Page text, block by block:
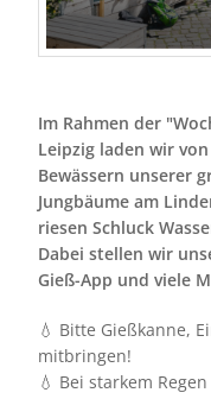
Im Rahmen der
Leipzig laden wir von
Bewässern unserer
Jungbäume am
riesen Schluck
Dabei stellen wir
Gieß-App und viele
💧 Bitte Gießkanne,
mitbringen!
💧 Bei starkem